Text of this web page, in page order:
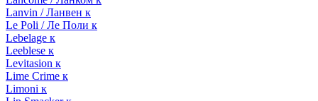
Lanvin / Ланвен к
Le Poli / Ле Поли к
Lebelage к
Leeblese к
Levitasion к
Lime Crime к
Limoni к